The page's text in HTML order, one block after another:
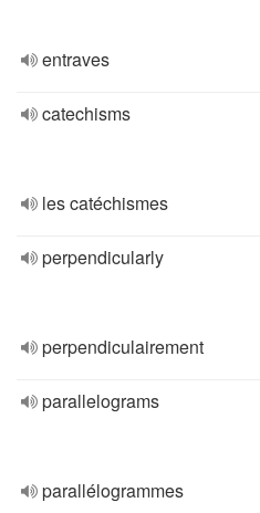
entraves
catechisms
les catéchismes
perpendicularly
perpendiculairement
parallelograms
parallélogrammes